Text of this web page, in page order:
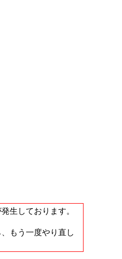
生しております。
もう一度やり直し